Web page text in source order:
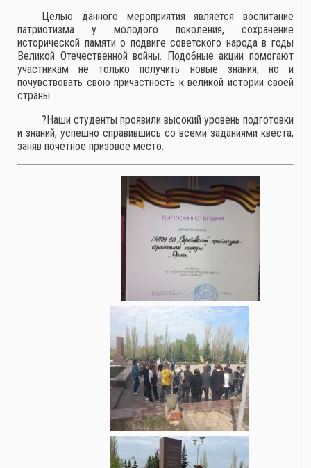
Целью данного мероприятия является воспитание
патриотизма у молодого поколения, сохранение
исторической памяти о подвиге советского народа в годы
Великой Отечественной войны. Подобные акции помогают
участникам не только получить новые знания, но и
почувствовать свою причастность к великой истории своей
страны.
?Наши студенты проявили высокий уровень подготовки
и знаний, успешно справившись со всеми заданиями квеста,
заняв почетное призовое место.